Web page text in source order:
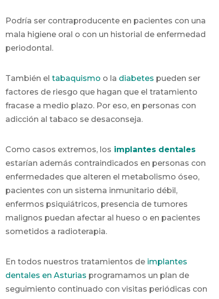
Podría ser contraproducente en pacientes con una
mala higiene oral o con un historial de enfermedad
periodontal.
También eltabaquismo o la diabetes pueden ser
factores de riesgo que hagan que el tratamiento
fracase a medio plazo. Por eso, en personas con
adicción al tabaco se desaconseja.
Como casos extremos, los implantes dentales
estarían además contraindicados en personas con
enfermedades que alteren el metabolismo óseo,
pacientes con un sistema inmunitario débil,
enfermos psiquiátricos, presencia de tumores
malignos puedan afectar al hueso o en pacientes
sometidos a radioterapia.
En todos nuestros tratamientos de implantes
dentales en Asturias programamos un plan de
seguimiento continuado con visitas periódicas con